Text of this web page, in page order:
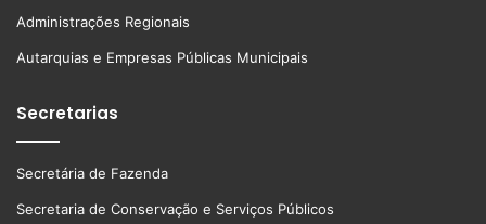
Administrações Regionais
Autarquias e Empresas Públicas Municipais
Secretarias
Secretária de Fazenda
Secretaria de Conservação e Serviços Públicos